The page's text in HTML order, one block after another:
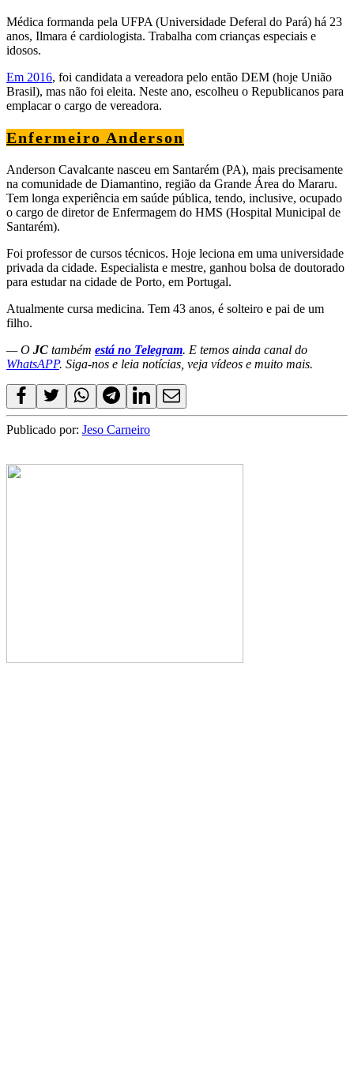
Médica formanda pela UFPA (Universidade Deferal do Pará) há 23
anos, Ilmara é cardiologista. Trabalha com crianças especiais e
idosos.
Em 2016, foi candidata a vereadora pelo então DEM (hoje União
Brasil), mas não foi eleita. Neste ano, escolheu o Republicanos para
emplacar o cargo de vereadora.
Enfermeiro Anderson
Anderson Cavalcante nasceu em Santarém (PA), mais precisamente
na comunidade de Diamantino, região da Grande Área do Mararu.
Tem longa experiência em saúde pública, tendo, inclusive, ocupado
o cargo de diretor de Enfermagem do HMS (Hospital Municipal de
Santarém).
Foi professor de cursos técnicos. Hoje leciona em uma universidade
privada da cidade. Especialista e mestre, ganhou bolsa de doutorado
para estudar na cidade de Porto, em Portugal.
Atualmente cursa medicina. Tem 43 anos, é solteiro e pai de um
filho.
— O JC também está no Telegram. E temos ainda canal do
WhatsAPP. Siga-nos e leia notícias, veja vídeos e muito mais.
Publicado por: Jeso Carneiro